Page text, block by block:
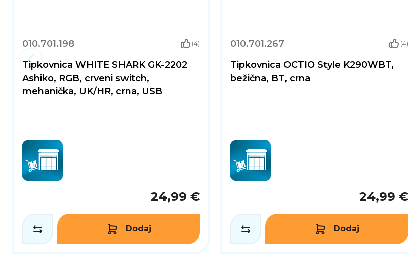
010.701.198 (4)
Tipkovnica WHITE SHARK GK-2202
Ashiko, RGB, crveni switch,
mehanička, UK/HR, crna, USB
24,99 €
Dodaj
010.701.267 (4)
Tipkovnica OCTIO Style K290WBT,
bežična, BT, crna
24,99 €
Dodaj